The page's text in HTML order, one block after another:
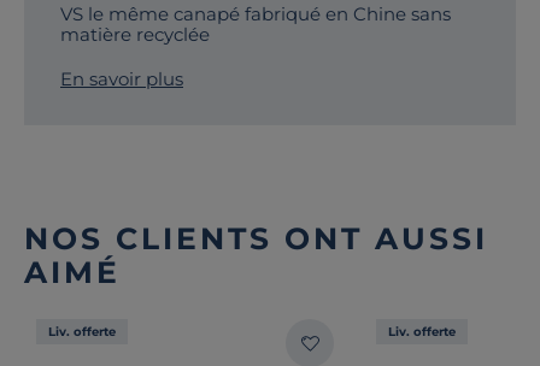
VS le même canapé fabriqué en Chine sans
matière recyclée
En savoir plus
NOS CLIENTS ONT AUSSI
AIMÉ
Liv. offerte Liv. offerte